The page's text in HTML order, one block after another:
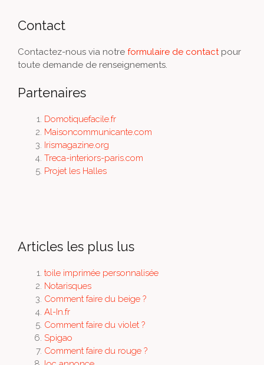
Contact
Contactez-nous via notre formulaire de contactpour
toute demande de renseignements.
Partenaires
Domotiquefacile.fr
Maisoncommunicante.com
Irismagazine.org
Treca-interiors-paris.com
Projet les Halles
Articles les plus lus
toile imprimée personnalisée
Notarisques
Comment faire du beige ?
Al-In.fr
Comment faire du violet ?
Spigao
Comment faire du rouge ?